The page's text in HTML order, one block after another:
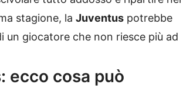
stagione, la Juventus potrebbe
giocatore che non riesce più ad
ecco cosa può